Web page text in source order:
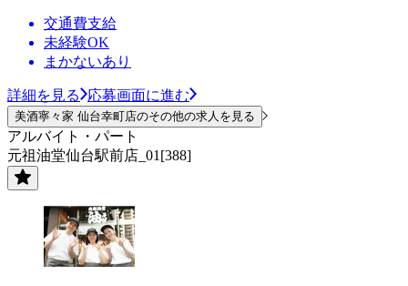
交通費支給
未経験OK
まかないあり
詳細を見る 応募画面に進む
美酒寧々家 仙台幸町店のその他の求人を見る
アルバイト・パート
元祖油堂仙台駅前店_01[388]